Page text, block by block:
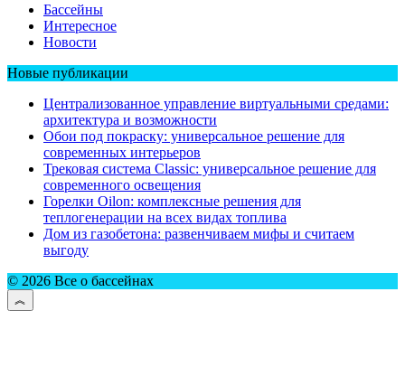
Бассейны
Интересное
Новости
Новые публикации
Централизованное управление виртуальными средами:
архитектура и возможности
Обои под покраску: универсальное решение для
современных интерьеров
Трековая система Classic: универсальное решение для
современного освещения
Горелки Oilon: комплексные решения для
теплогенерации на всех видах топлива
Дом из газобетона: развенчиваем мифы и считаем
выгоду
© 2026 Все о бассейнах